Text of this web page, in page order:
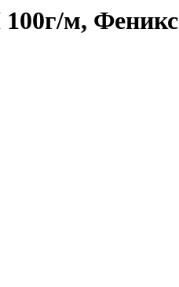
м, Феникс